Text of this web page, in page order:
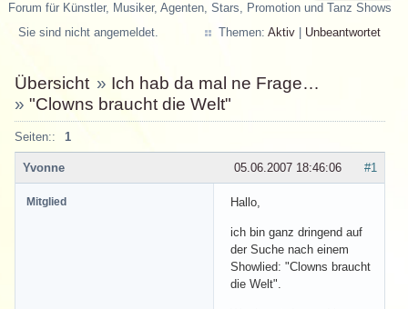
Forum für Künstler, Musiker, Agenten, Stars, Promotion und Tanz Shows
Sie sind nicht angemeldet.
Themen:Aktiv Unbeantwortet
Übersicht » Ich hab da mal ne Frage…
» "Clowns braucht die Welt"
Seiten:: 1
#1
05.06.2007 18:46:06
Yvonne
Mitglied Hallo,
ich bin ganz dringend auf
der Suche nach einem
Showlied: "Clowns braucht
die Welt".